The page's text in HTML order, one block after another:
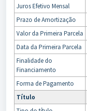
Juros Efetivo Mensal
Prazo de Amortização
Valor da Primeira Parcela
Data da Primeira Parcela
Finalidade do
Financiamento
Forma de Pagamento
Título